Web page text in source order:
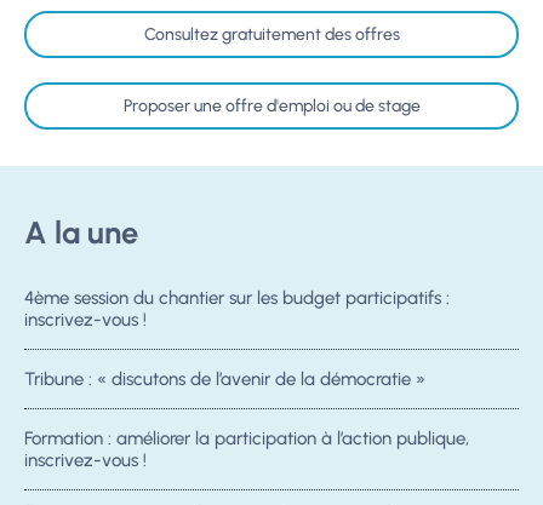
Consultez gratuitement des offres
Proposer une offre d'emploi ou de stage
A la une
4ème session du chantier sur les budget participatifs :
inscrivez-vous !
Tribune : « discutons de l’avenir de la démocratie »
Formation : améliorer la participation à l’action publique,
inscrivez-vous !